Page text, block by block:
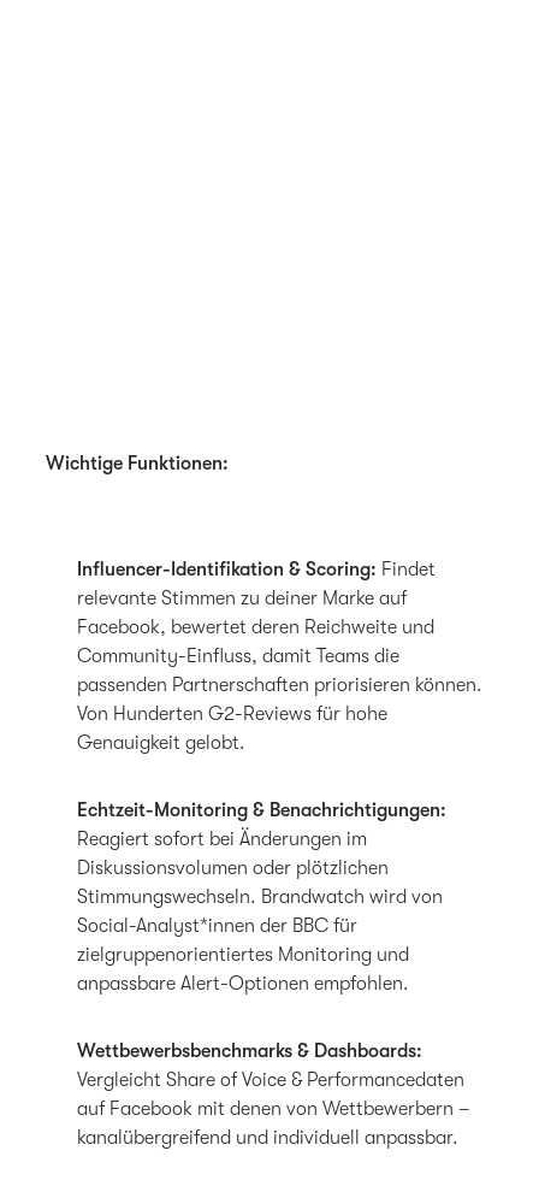
Wichtige Funktionen:
Influencer-Identifikation & Scoring: Findet
relevante Stimmen zu deiner Marke auf
Facebook, bewertet deren Reichweite und
Community-Einfluss, damit Teams die
passenden Partnerschaften priorisieren können.
Von Hunderten G2-Reviews für hohe
Genauigkeit gelobt.
Echtzeit-Monitoring & Benachrichtigungen:
Reagiert sofort bei Änderungen im
Diskussionsvolumen oder plötzlichen
Stimmungswechseln. Brandwatch wird von
Social-Analyst*innen der BBC für
zielgruppenorientiertes Monitoring und
anpassbare Alert-Optionen empfohlen.
Wettbewerbsbenchmarks & Dashboards:
Vergleicht Share of Voice & Performancedaten
auf Facebook mit denen von Wettbewerbern –
kanalübergreifend und individuell anpassbar.